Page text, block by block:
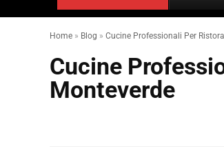
Home » Blog » Cucine Professionali Per
Cucine
Monteverde